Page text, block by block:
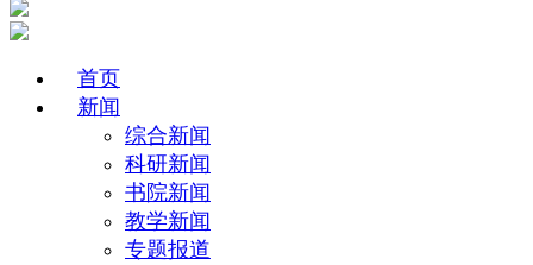
首页
新闻
综合新闻
科研新闻
书院新闻
教学新闻
专题报道